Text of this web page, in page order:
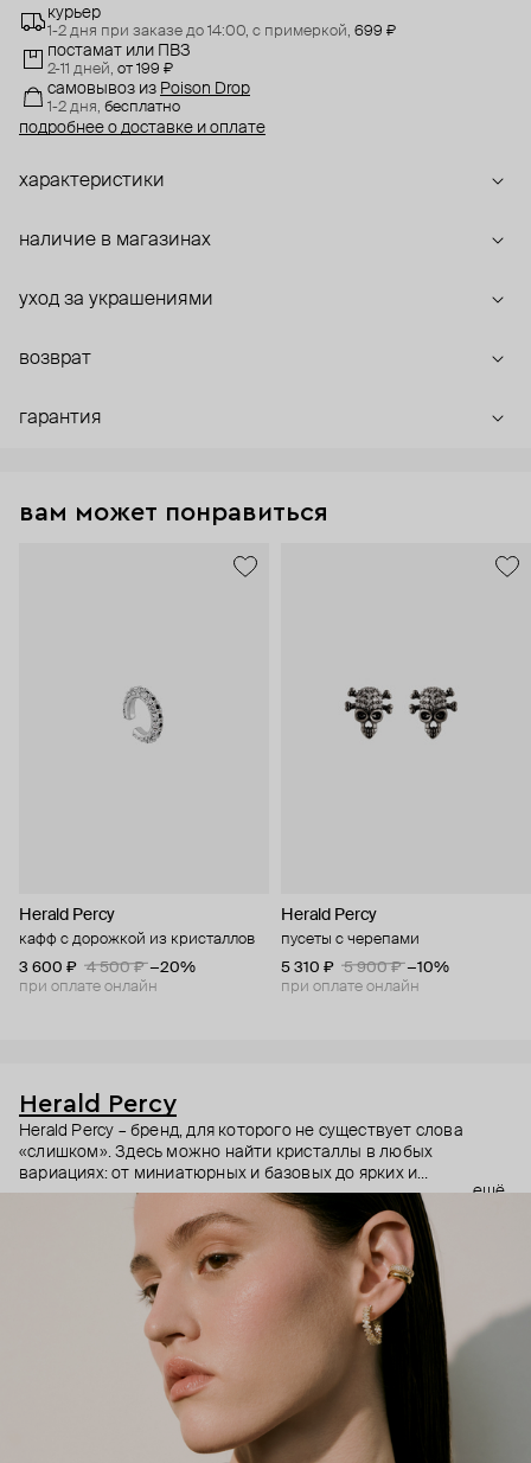
курьер
1-2 дня при заказе до 14:00, с примеркой, 699 ₽
постамат или ПВЗ
2-11 дней, от 199 ₽
самовывоз из Poison Drop
1-2 дня, бесплатно
подробнее о доставке и оплате
характеристики
наличие в магазинах
уход за украшениями
возврат
гарантия
вам может понравиться
Herald Percy
кафф с дорожкой из кристаллов
3 600 ₽
4 500 ₽ −20%
при оплате онлайн
Herald Percy
пусеты с черепами
5 310 ₽
5 900 ₽ −10%
при оплате онлайн
Herald Percy
Herald Percy – бренд, для которого не существует слова
«слишком». Здесь можно найти кристаллы в любых
вариациях: от миниатюрных и базовых до ярких и
массивных, которые сразу становятся главным элементом
образа. Героиня бренда – девушка из мегаполиса, которой
нужно как минимум 25 часов в сутках, чтобы все успеть, и
внушительный арсенал украшений, чтобы, поменяв серьги,
поехать на вечеринку сразу из офиса.
ещё